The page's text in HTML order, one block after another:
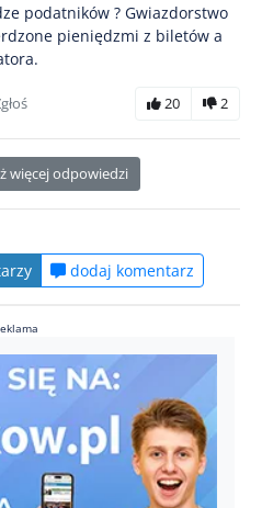
podatników ? Gwiazdorstwo
pieniędzmi z biletów a
20 2
więcej odpowiedzi
dodaj komentarz